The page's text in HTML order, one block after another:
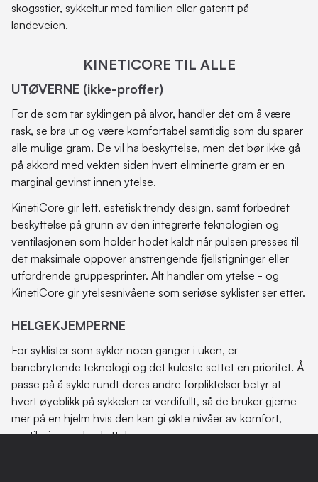
skogsstier, sykkeltur med familien eller gateritt på
landeveien.
KINETICORE TIL ALLE
UTØVERNE (ikke-proffer)
For de som tar syklingen på alvor, handler det om å være
rask, se bra ut og være komfortabel samtidig som du sparer
alle mulige gram. De vil ha beskyttelse, men det bør ikke gå
på akkord med vekten siden hvert eliminerte gram er en
marginal gevinst innen ytelse.
KinetiCore gir lett, estetisk trendy design, samt forbedret
beskyttelse på grunn av den integrerte teknologien og
ventilasjonen som holder hodet kaldt når pulsen presses til
det maksimale oppover anstrengende fjellstigninger eller
utfordrende gruppesprinter. Alt handler om ytelse - og
KinetiCore gir ytelsesnivåene som seriøse syklister ser etter.
HELGEKJEMPERNE
For syklister som sykler noen ganger i uken, er
banebrytende teknologi og det kuleste settet en prioritet. Å
passe på å sykle rundt deres andre forpliktelser betyr at
hvert øyeblikk på sykkelen er verdifullt, så de bruker gjerne
mer på en hjelm hvis den kan gi økte nivåer av komfort,
ventilasjon og beskyttelse.